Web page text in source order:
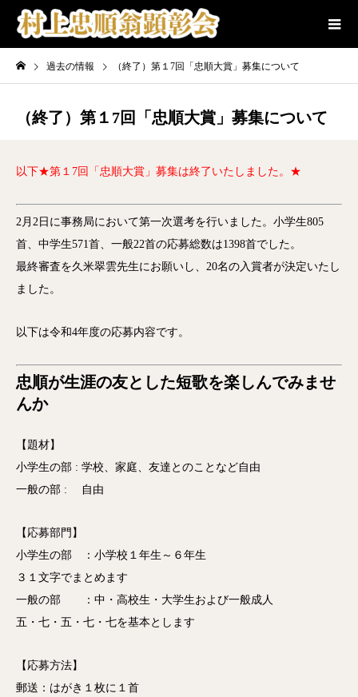
過去の情報 （終了）第１7回「忠順大賞」募集について
（終了）第１7回「忠順大賞」募集について
以下★第１7回「忠順大賞」募集は終了いたしました。★
2月2日に事務局において第一次選考を行いました。小学生805
首、中学生571首、一般22首の応募総数は1398首でした。
最終審査を久米翠雲先生にお願いし、20名の入賞者が決定いたし
ました。
以下は令和4年度の応募内容です。
忠順が生涯の友とした短歌を楽しんでみませ
んか
【題材】
小学生の部 : 学校、家庭、友達とのことなど自由
一般の部 : 自由
【応募部門】
小学生の部 ：小学校１年生～６年生
３１文字でまとめます
一般の部 ：中・高校生・大学生および一般成人
五・七・五・七・七を基本とします
【応募方法】
郵送：はがき１枚に１首